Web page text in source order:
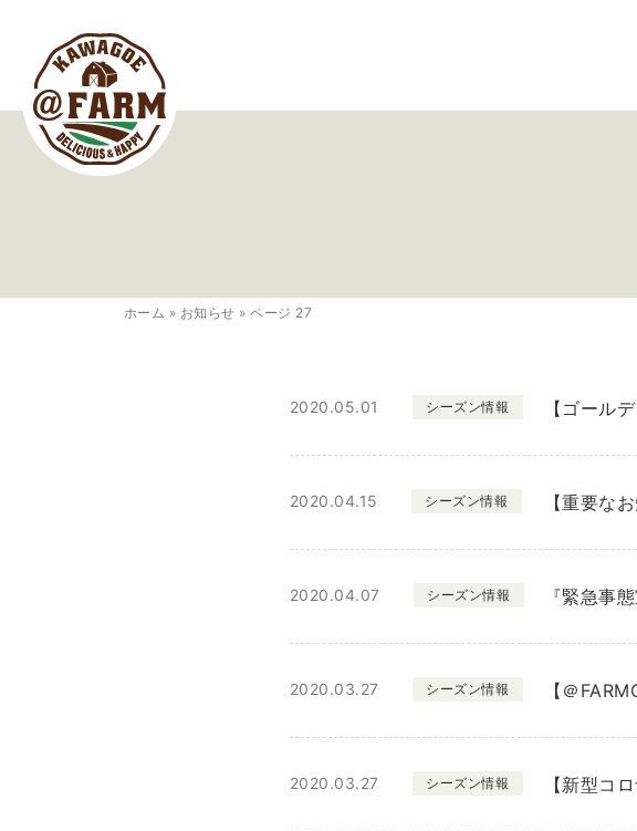
ホーム » お知らせ »ページ 27
2020.05.01 シーズン情報 【ゴール
2020.04.15 シーズン情報 【重要な
2020.04.07 シーズン情報 『緊急事
2020.03.27 シーズン情報 【＠
2020.03.27 シーズン情報 【新型コ